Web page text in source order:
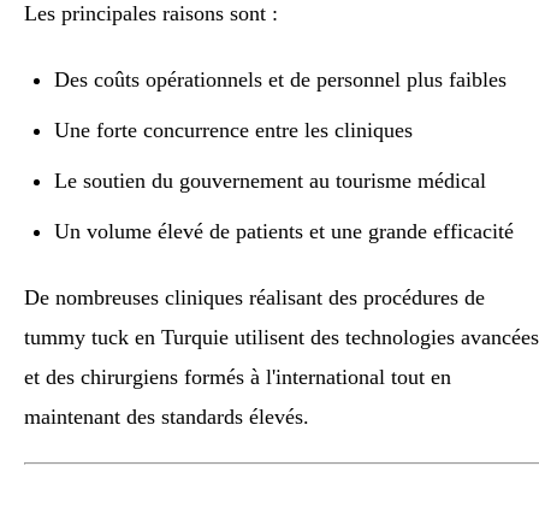
Les principales raisons sont :
Des coûts opérationnels et de personnel plus faibles
Une forte concurrence entre les cliniques
Le soutien du gouvernement au tourisme médical
Un volume élevé de patients et une grande efficacité
De nombreuses cliniques réalisant des procédures de
tummy tuck en Turquie utilisent des technologies avancées
et des chirurgiens formés à l'international tout en
maintenant des standards élevés.